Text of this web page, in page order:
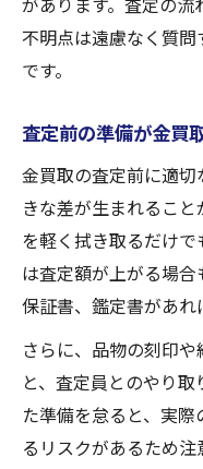
不明点は遠慮なく質
です。
査定前の準備が金買
金買取の査定前に適
きな差が生まれるこ
を軽く拭き取るだけ
は査定額が上がる場
保証書、鑑定書があれ
さらに、品物の刻印
と、査定員とのやり
た準備を怠ると、実
るリスクがあるため